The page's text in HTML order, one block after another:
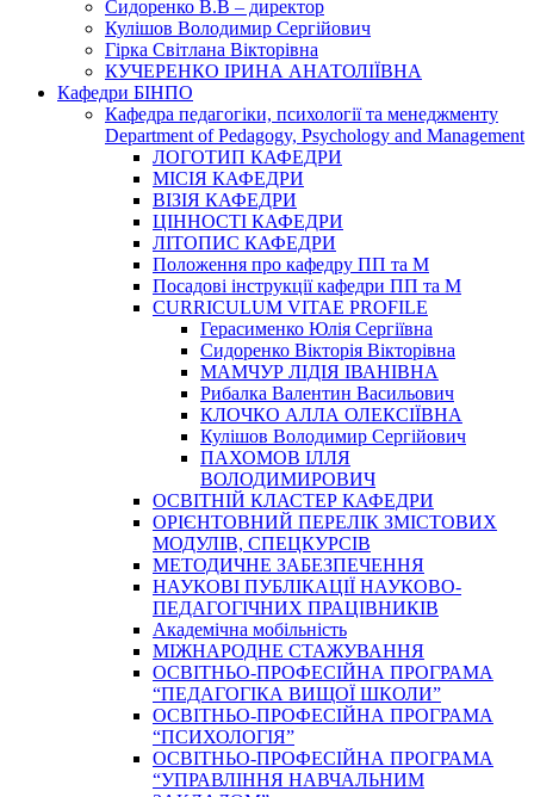
Сидоренко В.В – директор
Кулішов Володимир Сергійович
Гірка Світлана Вікторівна
КУЧЕРЕНКО ІРИНА АНАТОЛІЇВНА
Кафедри БІНПО
Кафедра педагогіки, психології та менеджменту
Department of Pedagogy, Psychology and Management
ЛОГОТИП КАФЕДРИ
МІСІЯ КАФЕДРИ
ВІЗІЯ КАФЕДРИ
ЦІННОСТІ КАФЕДРИ
ЛІТОПИС КАФЕДРИ
Положення про кафедру ПП та М
Посадові інструкції кафедри ПП та М
CURRICULUM VITAE PROFILE
Герасименко Юлія Сергіївна
Сидоренко Вікторія Вікторівна
МАМЧУР ЛІДІЯ ІВАНІВНА
Рибалка Валентин Васильович
КЛОЧКО АЛЛА ОЛЕКСІЇВНА
Кулішов Володимир Сергійович
ПАХОМОВ ІЛЛЯ
ВОЛОДИМИРОВИЧ
ОСВІТНІЙ КЛАСТЕР КАФЕДРИ
ОРІЄНТОВНИЙ ПЕРЕЛІК ЗМІСТОВИХ
МОДУЛІВ, СПЕЦКУРСІВ
МЕТОДИЧНЕ ЗАБЕЗПЕЧЕННЯ
НАУКОВІ ПУБЛІКАЦІЇ НАУКОВО-
ПЕДАГОГІЧНИХ ПРАЦІВНИКІВ
Академічна мобільність
МІЖНАРОДНЕ СТАЖУВАННЯ
ОСВІТНЬО-ПРОФЕСІЙНА ПРОГРАМА
“ПЕДАГОГІКА ВИЩОЇ ШКОЛИ”
ОСВІТНЬО-ПРОФЕСІЙНА ПРОГРАМА
“ПСИХОЛОГІЯ”
ОСВІТНЬО-ПРОФЕСІЙНА ПРОГРАМА
“УПРАВЛІННЯ НАВЧАЛЬНИМ